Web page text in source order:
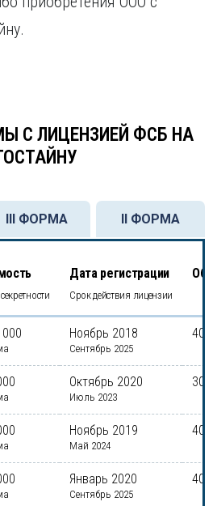
С ЛИЦЕНЗИЕЙ ФСБ НА
II ФОРМА
III ФОРМА
Дата регистрации
Срок действия лицензии
Ноябрь 2018
Сентябрь 2025
40
Октябрь 2020
Июль 2023
30
Ноябрь 2019
Май 2024
40
Январь 2020
Сентябрь 2025
40